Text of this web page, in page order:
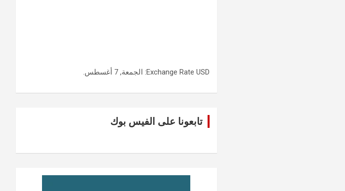
Exchange Rate USD : الجمعة, 7 أغسطس.
تابعونا على الفيس بوك